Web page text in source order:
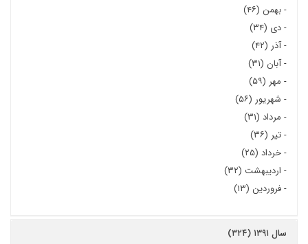
-بهمن (۴۶)
-دی (۳۴)
-آذر (۴۲)
-آبان (۳۱)
- مهر (۵۹)
- شهریور (۵۶)
- مرداد (۳۱)
-تیر (۳۶)
-خرداد (۲۵)
- اردیبهشت (۳۲)
-فروردین (۱۳)
سال ۱۳۹۱ (۳۲۴)